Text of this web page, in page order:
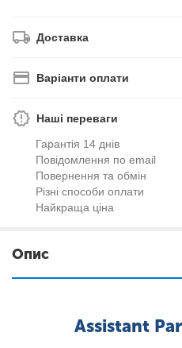
Доставка
Варіанти оплати
Наші переваги
Гарантія 14 днів
Повідомлення по email
Повернення та обмін
Різні способи оплати
Найкраща ціна
Опис
Assistant